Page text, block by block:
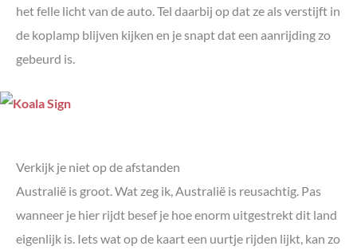
het felle licht van de auto. Tel daarbij op dat ze als verstijft in
de koplamp blijven kijken en je snapt dat een aanrijding zo
gebeurd is.
Verkijk je niet op de afstanden
Australië is groot. Wat zeg ik, Australië is reusachtig. Pas
wanneer je hier rijdt besef je hoe enorm uitgestrekt dit land
eigenlijk is. Iets wat op de kaart een uurtje rijden lijkt, kan zo